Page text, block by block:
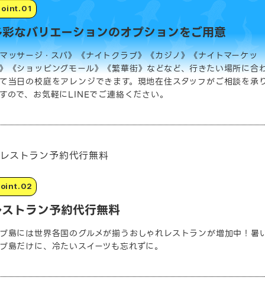
なバリエーションのオプションをご用意
ッサージ・スパ》《ナイトクラブ》《カジノ》《ナイトマーケッ
《ショッピングモール》《繁華街》などなど、行きたい場所に合
当日の校庭をアレンジできます。現地在住スタッフがご相談を承
ので、お気軽にLINEでご連絡ください。
トラン予約代行無料
島には世界各国のグルメが揃うおしゃれレストランが増加中！暑
島だけに、冷たいスイーツも忘れずに。